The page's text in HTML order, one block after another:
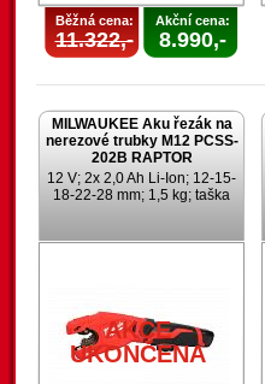
Běžná cena:
11.322,-
Akční cena:
8.990,-
MILWAUKEE Aku řezák na
nerezové trubky M12 PCSS-
202B RAPTOR
12 V; 2x 2,0 Ah Li-Ion; 12-15-
18-22-28 mm; 1,5 kg; taška
AKCE
UKONČENA